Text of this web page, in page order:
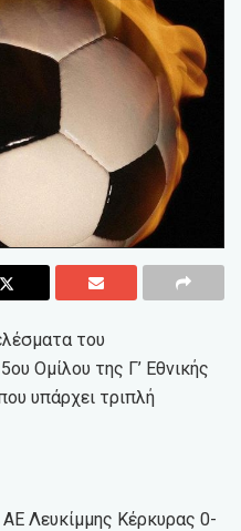
του
Ομίλου της Γ’ Εθνικής
υπάρχει τριπλή
Λευκίμμης Κέρκυρας 0-